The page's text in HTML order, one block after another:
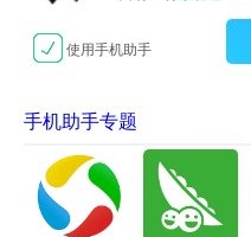
使用手机助手
手机助手专题